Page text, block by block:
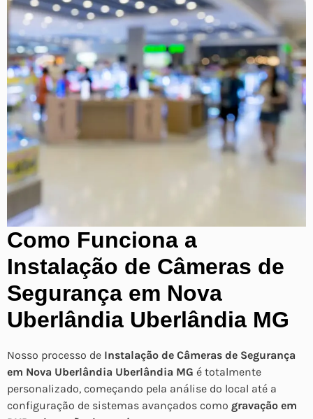
Como Funciona a
Instalação de Câmeras de
Segurança em Nova
Uberlândia Uberlândia MG
Nosso processo de Instalação de Câmeras de Segurança
em Nova Uberlândia Uberlândia MG é totalmente
personalizado, começando pela análise do local até a
configuração de sistemas avançados como gravação em